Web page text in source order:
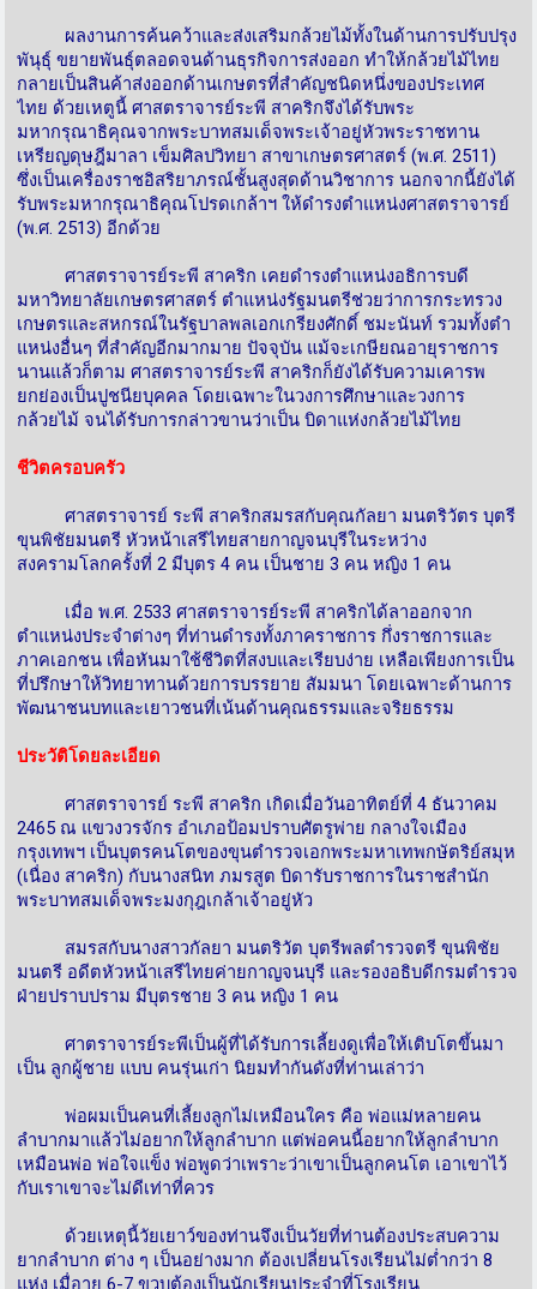
ผลงานการค้นคว้าและส่งเสริมกล้วยไม้ทั้งในด้านการปรับปรุง
พันุธุ์ ขยายพันธุ์ตลอดจนด้านธุรกิจการส่งออก ทำให้กล้วยไม้ไทย
กลายเป็นสินค้าส่งออกด้านเกษตรที่สำคัญชนิดหนึ่งของประเทศ
ไทย ด้วยเหตูนี้ ศาสตราจารย์ระพี สาคริกจึงได้รับพระ
มหากรุณาธิคุณจากพระบาทสมเด็จพระเจ้าอยู่หัวพระราชทาน
เหรียญดุษฎีมาลา เข็มศิลปวิทยา สาขาเกษตรศาสตร์ (พ.ศ. 2511)
ซึ่งเป็นเครื่องราชอิสริยาภรณ์ชั้นสูงสุดด้านวิชาการ นอกจากนี้ยังได้
รับพระมหากรุณาธิคุณโปรดเกล้าฯ ให้ดำรงตำแหน่งศาสตราจารย์
(พ.ศ. 2513) อีกด้วย
ศาสตราจารย์ระพี สาคริก เคยดำรงตำแหน่งอธิการบดี
มหาวิทยาลัยเกษตรศาสตร์ ตำแหน่งรัฐมนตรีช่วยว่าการกระทรวง
เกษตรและสหกรณ์ในรัฐบาลพลเอกเกรียงศักดิ์ ชมะนันท์ รวมทั้งตำ
แหน่งอื่นๆ ที่สำคัญอีกมากมาย ปัจจุบัน แม้จะเกษียณอายุราชการ
นานแล้วก็ตาม ศาสตราจารย์ระพี สาคริกก็ยังได้รับความเคารพ
ยกย่องเป็นปูชนียบุคคล โดยเฉพาะในวงการศึกษาและวงการ
กล้วยไม้ จนได้รับการกล่าวขานว่าเป็น บิดาแห่งกล้วยไม้ไทย
ชีวิตครอบครัว
ศาสตราจารย์ ระพี สาคริกสมรสกับคุณกัลยา มนตริวัตร บุตรี
ขุนพิชัยมนตรี หัวหน้าเสรีไทยสายกาญจนบุรีในระหว่าง
สงครามโลกครั้งที่ 2 มีบุตร 4 คน เป็นชาย 3 คน หญิง 1 คน
เมื่อ พ.ศ. 2533 ศาสตราจารย์ระพี สาคริกได้ลาออกจาก
ตำแหน่งประจำต่างๆ ที่ท่านดำรงทั้งภาคราชการ กึ่งราชการและ
ภาคเอกชน เพื่อหันมาใช้ชีวิตที่สงบและเรียบง่าย เหลือเพียงการเป็น
ที่ปรึกษาให้วิทยาทานด้วยการบรรยาย สัมมนา โดยเฉพาะด้านการ
พัฒนาชนบทและเยาวชนที่เน้นด้านคุณธรรมและจริยธรรม
ประวัติโดยละเอียด
ศาสตราจารย์ ระพี สาคริก เกิดเมื่อวันอาทิตย์ที่ 4 ธันวาคม
2465 ณ แขวงวรจักร อำเภอป้อมปราบศัตรูพ่าย กลางใจเมือง
กรุงเทพฯ เป็นบุตรคนโตของขุนตำรวจเอกพระมหาเทพกษัตริย์สมุห
(เนื่อง สาคริก) กับนางสนิท ภมรสูต บิดารับราชการในราชสำนัก
พระบาทสมเด็จพระมงกุฎเกล้าเจ้าอยู่หัว
สมรสกับนางสาวกัลยา มนตริวัต บุตรีพลตำรวจตรี ขุนพิชัย
มนตรี อดีตหัวหน้าเสรีไทยค่ายกาญจนบุรี และรองอธิบดีกรมตำรวจ
ฝ่ายปราบปราม มีบุตรชาย 3 คน หญิง 1 คน
ศาตราจารย์ระพีเป็นผู้ที่ได้รับการเลี้ยงดูเพื่อให้เติบโตขึ้นมา
เป็น ลูกผู้ชาย แบบ คนรุ่นเก่า นิยมทำกันดังที่ท่านเล่าว่า
พ่อผมเป็นคนที่เลี้ยงลูกไม่เหมือนใคร คือ พ่อแม่หลายคน
ลำบากมาแล้วไม่อยากให้ลูกลำบาก แต่พ่อคนนี้อยากให้ลูกลำบาก
เหมือนพ่อ พ่อใจแข็ง พ่อพูดว่าเพราะว่าเขาเป็นลูกคนโต เอาเขาไว้
กับเราเขาจะไม่ดีเท่าที่ควร
ด้วยเหตุนี้วัยเยาว์ของท่านจึงเป็นวัยที่ท่านต้องประสบความ
ยากลำบาก ต่าง ๆ เป็นอย่างมาก ต้องเปลี่ยนโรงเรียนไม่ต่ำกว่า 8
แห่ง เมื่อายุ 6-7 ขวบต้องเป็นนักเรียนประจำที่โรงเรียน